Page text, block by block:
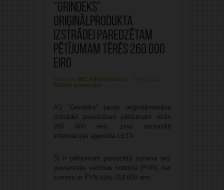
“Grindeks”
oriģinālprodukta
izstrādei paredzētam
pētījumam tērēs 260 000
eiro
MIC Administrācija
Rakstīt komentāru
AS “Grindeks” jauna oriģinālprodukta
izstrādei paredzētam pētījumam tērēs
260 000 eiro, ziņo nacionālā
informācijas aģentūra LETA.
Šī ir pētījumam paredzētā summa bez
pievienotās vērtības nodokļa (PVN), bet
summa ar PVN būtu 314 600 eiro.